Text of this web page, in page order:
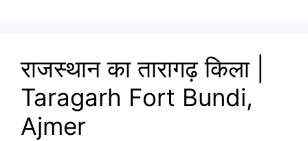
राजस्थान का तारागढ़ किला |
Taragarh Fort Bundi,
Ajmer